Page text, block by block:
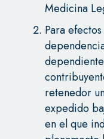
Medicina
Para
retenedor
expedido
en el que